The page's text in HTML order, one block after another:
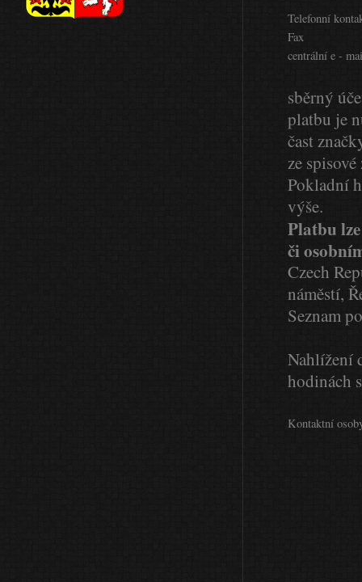
Telefonní
Fax
centrální e -
sběrný
platbu je
čast
ze
Pokladní
výše.
Platbu
či
Czech
náměstí,
Seznam
Nahlížení
hodinách
Kontaktní